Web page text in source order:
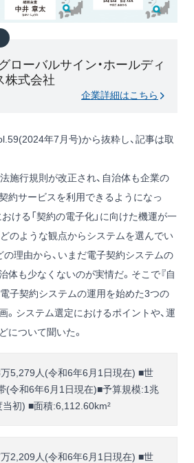
ローバルサイン・ホールディ
株式会社
企業詳細はこちら
年7月号)から抜粋し、記事は取
施行規則が改正され、自治体も企業の
約サービスを利用できるようになっ
ける「契約の電子化」に向けた機運が一
どのような観点からシステムを選んでい
の理由から、いまだ電子契約システムの
体も少なくないのが実情だ。そこで『自
電子契約システムの運用を始めた3つの
。システム選定におけるポイントや、運
について聞いた。
5,279人(令和6年6月1日現在) ■世
(令和6年6月1日現在)■予算規模:1兆
初) ■面積:6,112.60km²
2,209人(令和6年6月1日現在) ■世